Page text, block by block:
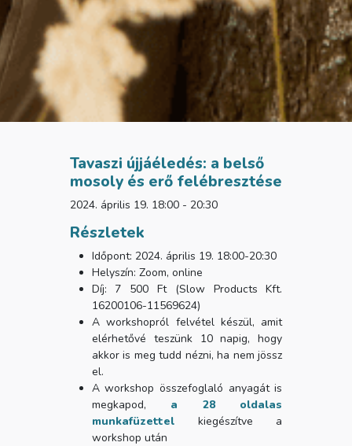
Tavaszi újjáéledés: a belső
mosoly és erő felébresztése
2024. április 19. 18:00 - 20:30
Részletek
Időpont: 2024. április 19. 18:00-20:30
Helyszín: Zoom, online
Díj: 7 500 Ft (Slow Products Kft.
16200106-11569624)
A workshopról felvétel készül, amit
elérhetővé teszünk 10 napig, hogy
akkor is meg tudd nézni, ha nem jössz
el.
A workshop összefoglaló anyagát is
megkapod, a 28 oldalas
munkafüzettelkiegészítve a
workshop után